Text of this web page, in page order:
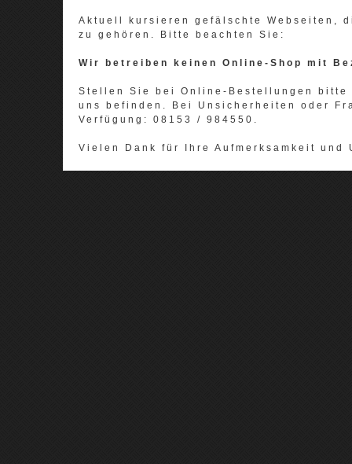
Aktuell kursieren gefälschte Webseiten,
zu gehören. Bitte beachten Sie:
Wir betreiben keinen Online-Shop mit
Stellen Sie bei Online-Bestellungen
uns befinden. Bei Unsicherheiten oder
Verfügung: 08153 / 984550.
Vielen Dank für Ihre Aufmerksamkeit und